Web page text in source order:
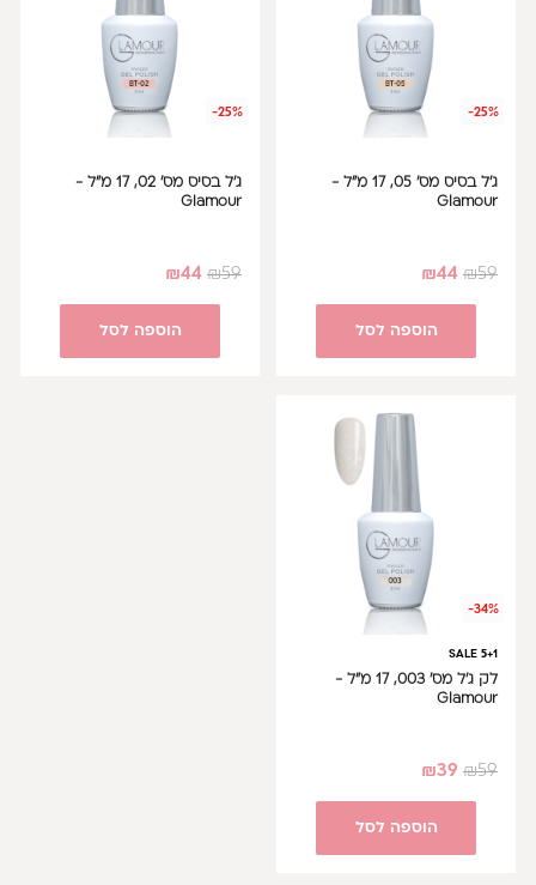
-25%
ג'ל בסיס מס' 05, 17 מ"ל -
Glamour
₪59
₪44
הוספה לסל
-25%
ג'ל בסיס מס' 02, 17 מ"ל -
Glamour
₪59
₪44
הוספה לסל
-34%
SALE 5+1
לק ג'ל מס' 003, 17 מ"ל -
Glamour
₪59
₪39
הוספה לסל